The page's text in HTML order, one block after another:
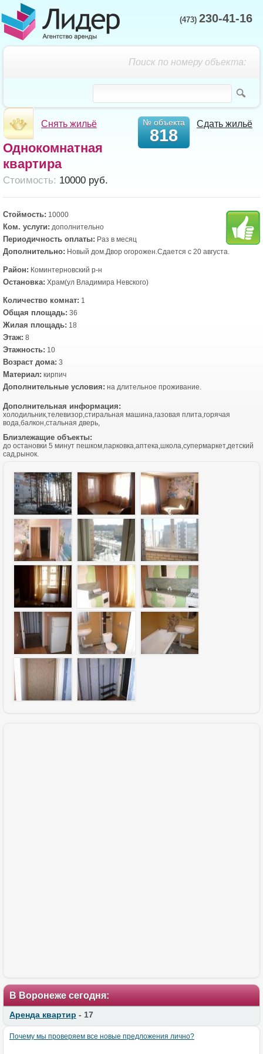
(473) 230-41-16
Поиск по номеру объекта:
Снять жильё Сдать жильё
№ объекта
818
Однокомнатная
квартира
Cтоимость: 10000 руб.
Стоймость: 10000
Ком. услуги: дополнительно
Периодичность оплаты: Раз в месяц
Дополнительно: Новый дом.Двор огорожен.Сдается с 20 августа.
Район: Коминтерновский р-н
Остановка: Храм(ул Владимира Невского)
Количество комнат: 1
Общая площадь: 36
Жилая площадь: 18
Этаж: 8
Этажность: 10
Возраст дома: 3
Материал: кирпич
Дополнительные условия: на длительное проживание.
Дополнительная информация:
холодильник,телевизор,стиральная машина,газовая плита,горячая
вода,балкон,стальная дверь,
Близлежащие объекты:
до остановки 5 минут пешком,парковка,аптека,школа,супермаркет,детский
сад,рынок.
В Воронеже сегодня:
Аренда квартир - 17
Почему мы проверяем все новые предложения лично?